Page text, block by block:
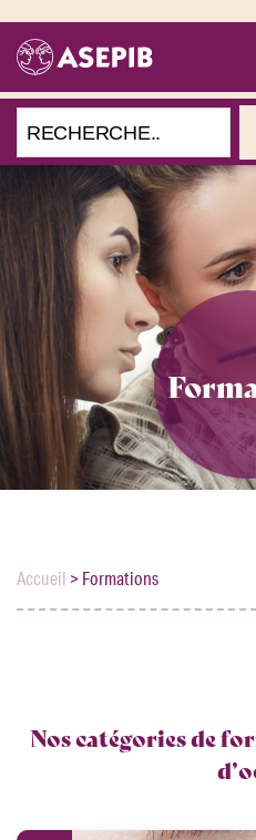
Accueil >Formations
Nos catégories de